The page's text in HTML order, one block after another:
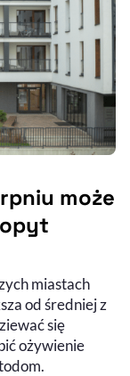
może
miastach
od średniej z
się
ożywienie